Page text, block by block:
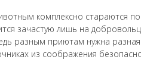
комплексно стараются
зачастую лишь на
разным приютам нужна
из соображения